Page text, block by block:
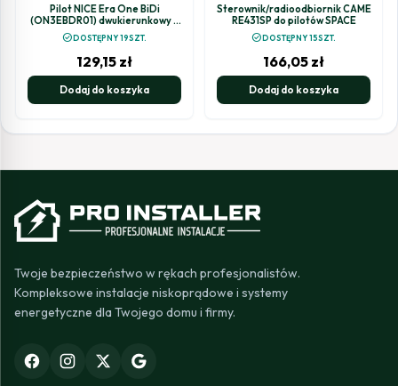
Pilot NICE Era One BiDi
(ON3EBDR01) dwukierunkowy z
komunikacją NFC
check_circleDOSTĘPNY 19SZT.
129,15 zł
Dodaj do koszyka
Sterownik/radioodbiornik CAME
RE431SP do pilotów SPACE
check_circleDOSTĘPNY 15SZT.
166,05 zł
Dodaj do koszyka
Twoje bezpieczeństwo w rękach profesjonalistów.
Kompleksowe instalacje niskoprądowe i systemy
energetyczne dla Twojego domu i firmy.